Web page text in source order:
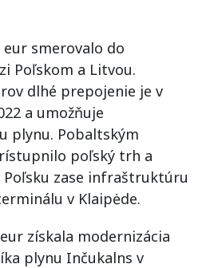
smerovalo do
Poľskom a Litvou.
dlhé prepojenie je v
a umožňuje
plynu. Pobaltským
poľský trh a
Poľsku zase infraštruktúru
v Klaipėde.
získala modernizácia
plynu Inčukalns v